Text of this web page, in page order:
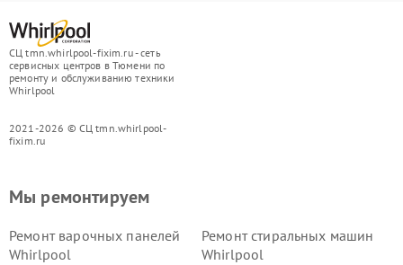
СЦ tmn.whirlpool-fixim.ru - сеть
сервисных центров в Тюмени по
ремонту и обслуживанию техники
Whirlpool
2021-2026 © СЦ tmn.whirlpool-
fixim.ru
Мы ремонтируем
Ремонт варочных панелей
Whirlpool
Ремонт стиральных машин
Whirlpool